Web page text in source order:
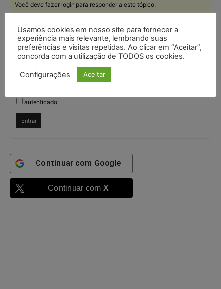
Você deve fazer login para responder a este tópico.
Nome de usuário:
Senha:
autenticado
Entrar
Continuar com Google
Continuar com X
Usamos cookies em nosso site para fornecer a
experiência mais relevante, lembrando suas
preferências e visitas repetidas. Ao clicar em “Aceitar”,
concorda com a utilização de TODOS os cookies.
Configurações Aceitar